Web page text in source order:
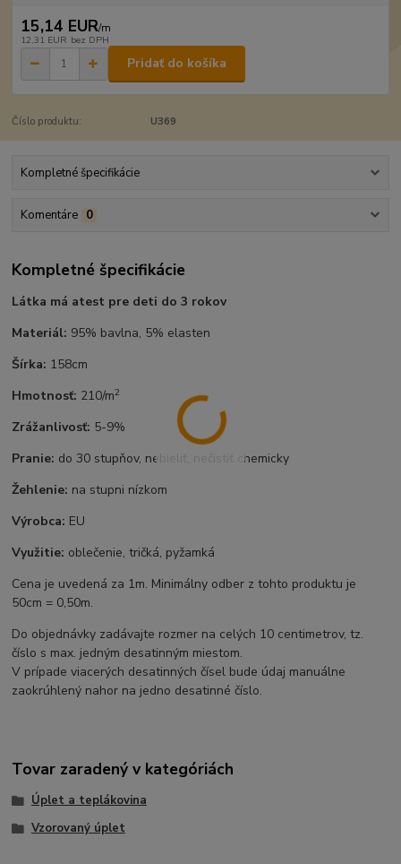
15,14 EUR/m
12,31 EUR bez DPH
Pridať do košíka
Číslo produktu: U369
Kompletné špecifikácie
Komentáre 0
Kompletné špecifikácie
Látka má atest pre deti do 3 rokov
Materiál: 95% bavlna, 5% elasten
Šírka: 158cm
Hmotnosť: 210/m2
Zrážanlivosť: 5-9%
Pranie: do 30 stupňov, nebieliť, nečistiť chemicky
Žehlenie: na stupni nízkom
Výrobca: EU
Využitie: oblečenie, tričká, pyžamká
Cena je uvedená za 1m. Minimálny odber z tohto produktu je
50cm = 0,50m.
Do objednávky zadávajte rozmer na celých 10 centimetrov, tz.
číslo s max. jedným desatinným miestom.
V prípade viacerých desatinných čísel bude údaj manuálne
zaokrúhlený nahor na jedno desatinné číslo.
Tovar zaradený v kategóriách
Úplet a teplákovina
Vzorovaný úplet